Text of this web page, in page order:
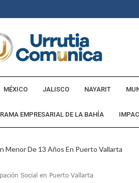
MÉXICO JALISCO NAYARIT
EMPRESARIAL DE LA BAHÍA
Menor De 13 Años En Puerto Vallarta
Con Nuevo Auditorio
Social en Puerto Vallarta